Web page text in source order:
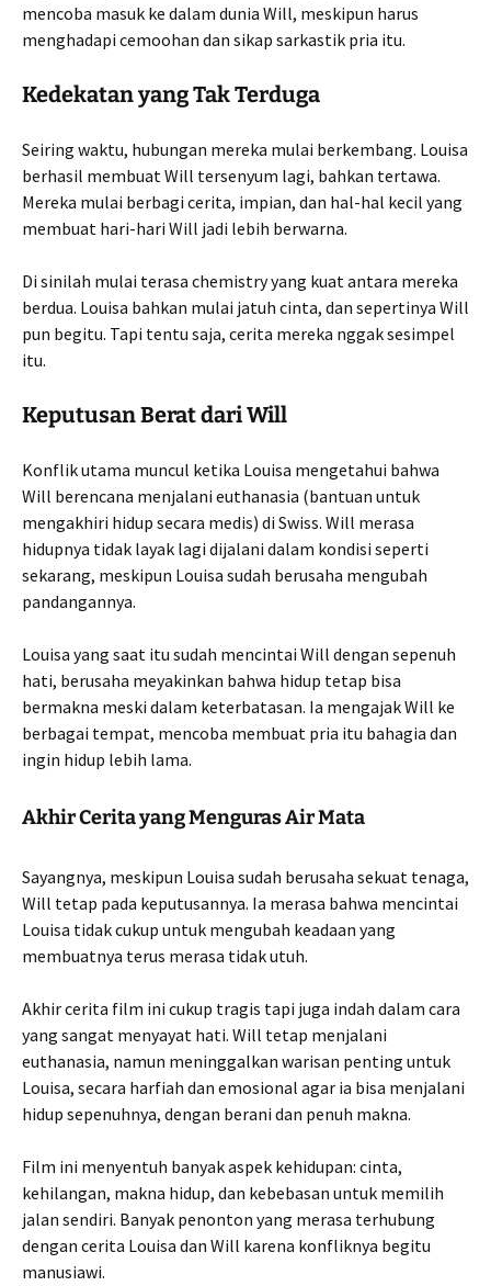
mencoba masuk ke dalam dunia Will, meskipun harus
menghadapi cemoohan dan sikap sarkastik pria itu.
Kedekatan yang Tak Terduga
Seiring waktu, hubungan mereka mulai berkembang. Louisa
berhasil membuat Will tersenyum lagi, bahkan tertawa.
Mereka mulai berbagi cerita, impian, dan hal-hal kecil yang
membuat hari-hari Will jadi lebih berwarna.
Di sinilah mulai terasa chemistry yang kuat antara mereka
berdua. Louisa bahkan mulai jatuh cinta, dan sepertinya Will
pun begitu. Tapi tentu saja, cerita mereka nggak sesimpel
itu.
Keputusan Berat dari Will
Konflik utama muncul ketika Louisa mengetahui bahwa
Will berencana menjalani euthanasia (bantuan untuk
mengakhiri hidup secara medis) di Swiss. Will merasa
hidupnya tidak layak lagi dijalani dalam kondisi seperti
sekarang, meskipun Louisa sudah berusaha mengubah
pandangannya.
Louisa yang saat itu sudah mencintai Will dengan sepenuh
hati, berusaha meyakinkan bahwa hidup tetap bisa
bermakna meski dalam keterbatasan. Ia mengajak Will ke
berbagai tempat, mencoba membuat pria itu bahagia dan
ingin hidup lebih lama.
Akhir Cerita yang Menguras Air Mata
Sayangnya, meskipun Louisa sudah berusaha sekuat tenaga,
Will tetap pada keputusannya. Ia merasa bahwa mencintai
Louisa tidak cukup untuk mengubah keadaan yang
membuatnya terus merasa tidak utuh.
Akhir cerita film ini cukup tragis tapi juga indah dalam cara
yang sangat menyayat hati. Will tetap menjalani
euthanasia, namun meninggalkan warisan penting untuk
Louisa, secara harfiah dan emosional agar ia bisa menjalani
hidup sepenuhnya, dengan berani dan penuh makna.
Film ini menyentuh banyak aspek kehidupan: cinta,
kehilangan, makna hidup, dan kebebasan untuk memilih
jalan sendiri. Banyak penonton yang merasa terhubung
dengan cerita Louisa dan Will karena konfliknya begitu
manusiawi.